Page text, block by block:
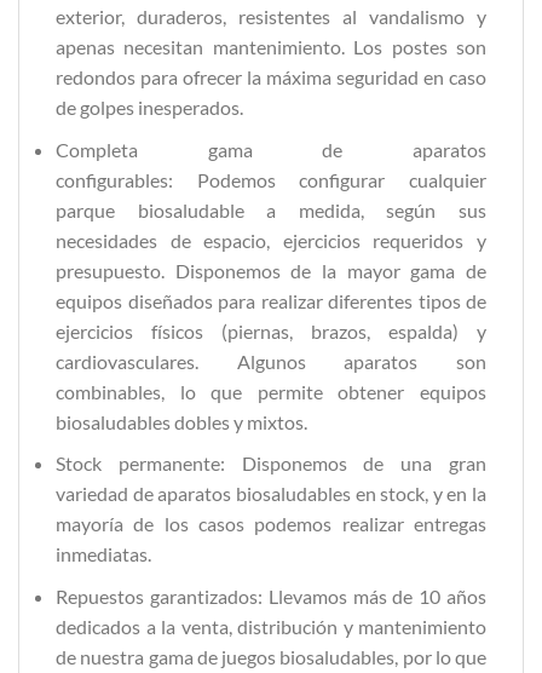
exterior, duraderos, resistentes al vandalismo y
apenas necesitan mantenimiento. Los postes son
redondos para ofrecer la máxima seguridad en caso
de golpes inesperados.
Completa gama de aparatos
configurables: Podemos configurar cualquier
parque biosaludable a medida, según sus
necesidades de espacio, ejercicios requeridos y
presupuesto. Disponemos de la mayor gama de
equipos diseñados para realizar diferentes tipos de
ejercicios físicos (piernas, brazos, espalda) y
cardiovasculares. Algunos aparatos son
combinables, lo que permite obtener equipos
biosaludables dobles y mixtos.
Stock permanente: Disponemos de una gran
variedad de aparatos biosaludables en stock, y en la
mayoría de los casos podemos realizar entregas
inmediatas.
Repuestos garantizados: Llevamos más de 10 años
dedicados a la venta, distribución y mantenimiento
de nuestra gama de juegos biosaludables, por lo que